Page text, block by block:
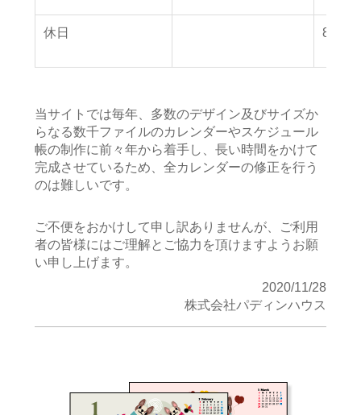
休日 8月9
当サイトでは毎年、多数のデザイン及びサイズか
らなる数千ファイルのカレンダーやスケジュール
帳の制作に前々年から着手し、長い時間をかけて
完成させているため、全カレンダーの修正を行う
のは難しいです。
ご不便をおかけして申し訳ありませんが、ご利用
者の皆様にはご理解とご協力を頂けますようお願
い申し上げます。
2020/11/28
株式会社パディンハウス